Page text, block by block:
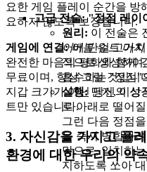
고급 전술: "정점 레이
원리: 이 전술은
어에 단일 고가
적으로 생성하여
흡수하는 "정점"
실행:먼저, 이상
로 아래로 떨어
그런 다음 정점
을 즉시 병합하
막으로, 일치하
지하도록 쏘아
요한 게임 플레이 순간을 방
요하지 않도록 보장합니다.
게임에 연결: 버블 슈트 머지
완전한 마음의 평화와 함께
무료이며, 항상 그럴 것입니
지갑 크기가 아닌 당신의 성
트만 있습니다.
3. 자신감을 가지고 플
환경에 대한 우리의 약